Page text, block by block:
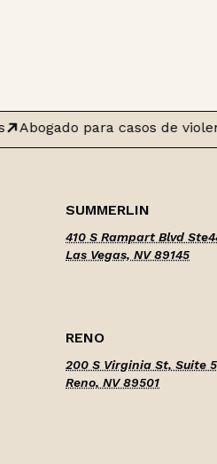
Abogado para casos de
SUMMERLIN
410 S Rampart Blvd
Las Vegas, NV 89145
RENO
200 S Virginia St, Suite
Reno, NV 89501